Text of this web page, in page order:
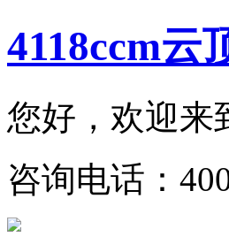
4118ccm云
您好，欢迎来
咨询电话：